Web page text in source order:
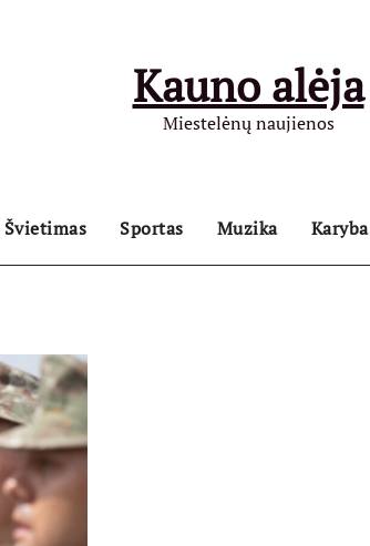
Kauno alėja
Miestelėnų naujienos
Švietimas Sportas Muzika Karyba